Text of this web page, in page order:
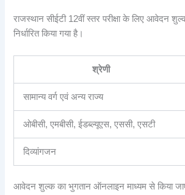
राजस्थान सीईटी 12वीं स्तर परीक्षा के लिए आवेदन
निर्धारित किया गया है।
श्रेणी
सामान्य वर्ग एवं अन्य राज्य
ओबीसी, एमबीसी, ईडब्ल्यूएस, एससी, एसटी
दिव्यांगजन
आवेदन शुल्क का भुगतान ऑनलाइन माध्यम से किया